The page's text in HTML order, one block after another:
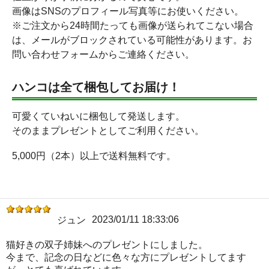
画像はSNSのプロフィール写真等にお使いください。
※ご注文から24時間たっても画像が送られてこない場合
は、メールがブロックされている可能性があります。お
問い合わせフォームからご連絡ください。
ハンコは全て梱包してお届け！
可愛くていねいに梱包して発送します。
そのままプレゼントとしてご利用ください。
5,000円（2本）以上で送料無料です。
ジュン 2023/01/11 18:33:06
猫好きの双子姉妹へのプレゼントにしました。
今まで、記念の日などに色々な方にプレゼントしてます